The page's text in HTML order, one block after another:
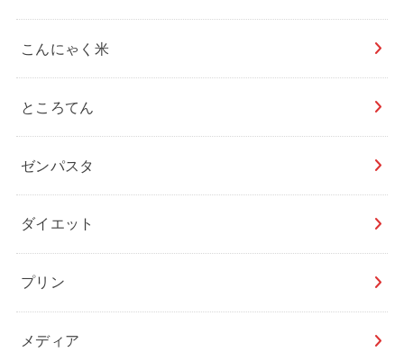
こんにゃく米
ところてん
ゼンパスタ
ダイエット
プリン
メディア